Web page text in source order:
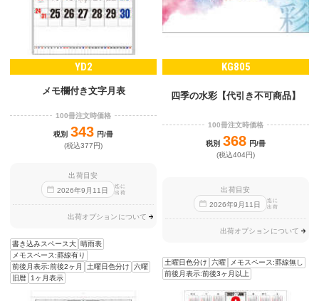
YD2
メモ欄付き文字月表
100冊注文時価格
税別 343 円/冊
(税込377円)
出荷目安
2026年9 月11 日
迄に
出荷
出荷オプションについて
書き込みスペース大 晴雨表
メモスペース:罫線有り
前後月表示:前後2ヶ月
土曜日色分け
六曜
旧暦 1ヶ月表示
KG805
四季の水彩【代引き不可商品】
100冊注文時価格
税別 368 円/冊
(税込404円)
出荷目安
2026年9 月 11 日
迄に
出荷
出荷オプションについて
土曜日色分け 六曜
メモスペース:罫線無し
前後月表示:前後3ヶ月以上